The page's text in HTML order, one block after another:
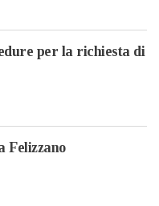
per la richiesta di
Felizzano